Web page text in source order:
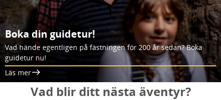
Boka din guidetur!
Vad hände egentligen på fästningen för 200 år sedan? Boka
guidetur nu!
Läs mer
Vad blir ditt nästa äventyr?